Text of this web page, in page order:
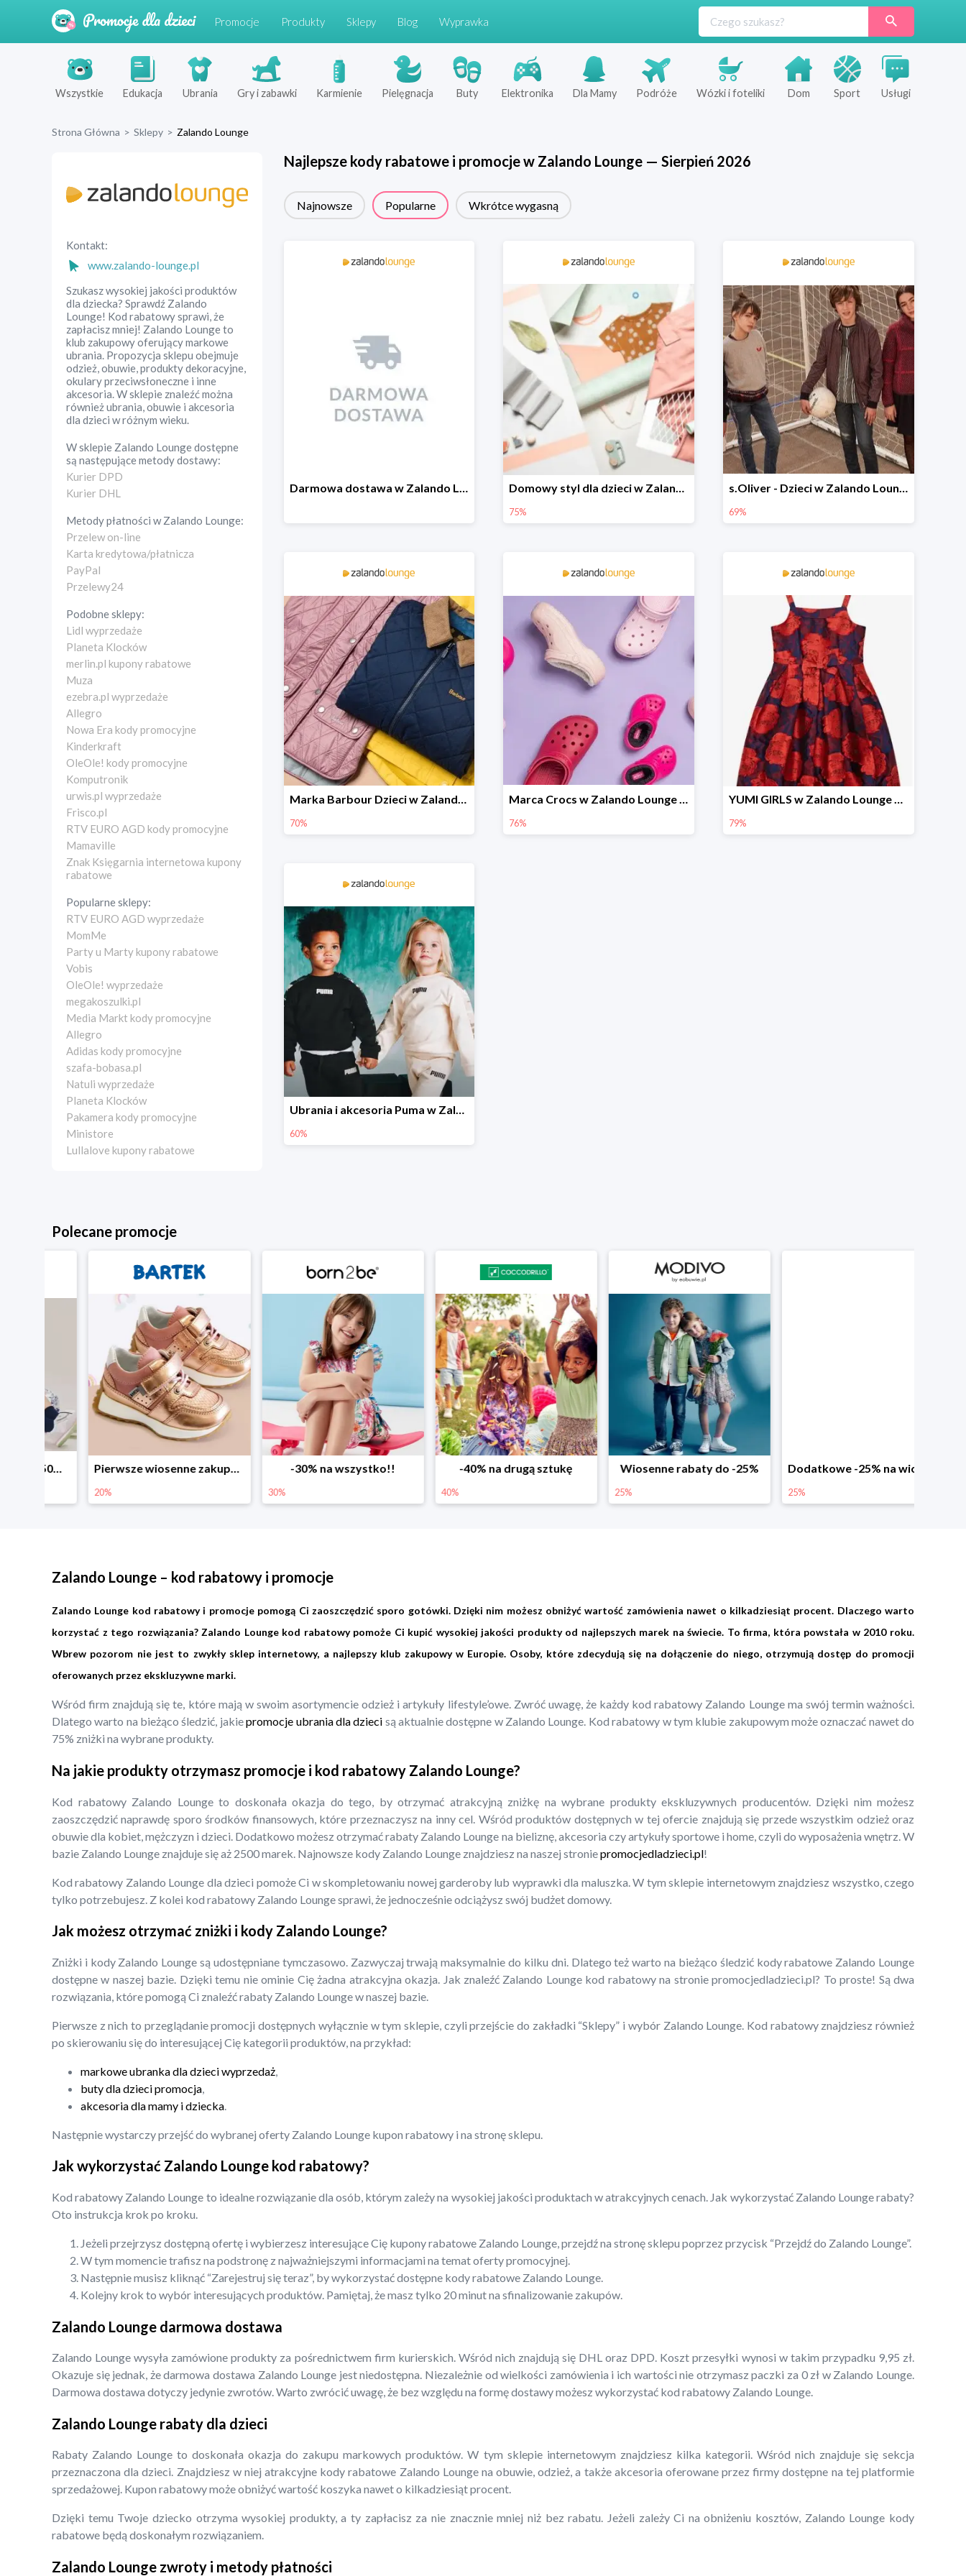
Promocje Produkty Sklepy Blog Wyprawka
Wszystkie Edukacja Ubrania Gry i zabawki Karmienie Pielęgnacja Buty Elektronika Dla Mamy Podróże Wózki i foteliki Dom Sport Usługi
Strona Główna > Sklepy > Zalando Lounge
Kontakt:
www.zalando-lounge.pl
Szukasz wysokiej jakości produktów
dla dziecka? Sprawdź Zalando
Lounge! Kod rabatowy sprawi, że
zapłacisz mniej! Zalando Lounge to
klub zakupowy oferujący markowe
ubrania. Propozycja sklepu obejmuje
odzież, obuwie, produkty dekoracyjne,
okulary przeciwsłoneczne i inne
akcesoria. W sklepie znaleźć można
również ubrania, obuwie i akcesoria
dla dzieci w różnym wieku.
W sklepie Zalando Loungedostępne
są następujące metody dostawy:
Kurier DPD
Kurier DHL
Metody płatności wZalando Lounge:
Przelew on-line
Karta kredytowa/płatnicza
PayPal
Przelewy24
Podobne sklepy:
Lidl wyprzedaże
Planeta Klocków
merlin.pl kupony rabatowe
Muza
ezebra.pl wyprzedaże
Allegro
Nowa Era kody promocyjne
Kinderkraft
OleOle! kody promocyjne
Komputronik
urwis.pl wyprzedaże
Frisco.pl
RTV EURO AGD kody promocyjne
Mamaville
Znak Księgarnia internetowa kupony
rabatowe
Popularne sklepy:
RTV EURO AGD wyprzedaże
MomMe
Party u Marty kupony rabatowe
Vobis
OleOle! wyprzedaże
megakoszulki.pl
Media Markt kody promocyjne
Allegro
Adidas kody promocyjne
szafa-bobasa.pl
Natuli wyprzedaże
Planeta Klocków
Pakamera kody promocyjne
Ministore
Lullalove kupony rabatowe
Najlepsze kody rabatowe i promocje w Zalando Lounge— Sierpień 2026
Najnowsze Popularne Wkrótce wygasną
Darmowa dostawa w Zalando Lounge Domowy styl dla dzieci w Zalando Lounge do -75%
75%
s.Oliver - Dzieci w Zalando Lounge do -77%
69%
Marka Barbour Dzieci w Zalando Lounge do -70%
70%
Marca Crocs w Zalando Lounge do -76%
76%
YUMI GIRLS w Zalando Lounge do -79%
79%
Ubrania i akcesoria Puma w Zalando Lounge do -60%
60%
Polecane promocje
Pierwsze wiosenne zakupy -20% -30% na wszystko!! -40% na drugą sztukę Wiosenne rabaty do -25% Dodatkowe -25% na wiosenne nowości
Zalando Lounge – kod rabatowy i promocje
Zalando Lounge kod rabatowy i promocje pomogą Ci zaoszczędzić sporo gotówki. Dzięki nim możesz obniżyć wartość zamówienia nawet o kilkadziesiąt procent. Dlaczego warto
korzystać z tego rozwiązania? Zalando Lounge kod rabatowy pomoże Ci kupić wysokiej jakości produkty od najlepszych marek na świecie. To firma, która powstała w 2010 roku.
Wbrew pozorom nie jest to zwykły sklep internetowy, a najlepszy klub zakupowy w Europie. Osoby, które zdecydują się na dołączenie do niego, otrzymują dostęp do promocji
oferowanych przez ekskluzywne marki.
Wśród firm znajdują się te, które mają w swoim asortymencie odzież i artykuły lifestyle’owe. Zwróć uwagę, że każdy kod rabatowy Zalando Lounge ma swój termin ważności.
Dlatego warto na bieżąco śledzić, jakiepromocje ubrania dla dzieci są aktualnie dostępne w Zalando Lounge. Kod rabatowy w tym klubie zakupowym może oznaczać nawet do
75% zniżki na wybrane produkty.
Na jakie produkty otrzymasz promocje i kod rabatowy Zalando Lounge?
Kod rabatowy Zalando Lounge to doskonała okazja do tego, by otrzymać atrakcyjną zniżkę na wybrane produkty ekskluzywnych producentów. Dzięki nim możesz
zaoszczędzić naprawdę sporo środków finansowych, które przeznaczysz na inny cel. Wśród produktów dostępnych w tej ofercie znajdują się przede wszystkim odzież oraz
obuwie dla kobiet, mężczyzn i dzieci. Dodatkowo możesz otrzymać rabaty Zalando Lounge na bieliznę, akcesoria czy artykuły sportowe i home, czyli do wyposażenia wnętrz. W
bazie Zalando Lounge znajduje się aż 2500 marek. Najnowsze kody Zalando Lounge znajdziesz na naszej stroniepromocjedladzieci.pl!
Kod rabatowy Zalando Lounge dla dzieci pomoże Ci w skompletowaniu nowej garderoby lub wyprawki dla maluszka. W tym sklepie internetowym znajdziesz wszystko, czego
tylko potrzebujesz. Z kolei kod rabatowy Zalando Lounge sprawi, że jednocześnie odciążysz swój budżet domowy.
Jak możesz otrzymać zniżki i kody Zalando Lounge?
Zniżki i kody Zalando Lounge są udostępniane tymczasowo. Zazwyczaj trwają maksymalnie do kilku dni. Dlatego też warto na bieżąco śledzić kody rabatowe Zalando Lounge
dostępne w naszej bazie. Dzięki temu nie ominie Cię żadna atrakcyjna okazja. Jak znaleźć Zalando Lounge kod rabatowy na stronie promocjedladzieci.pl? To proste! Są dwa
rozwiązania, które pomogą Ci znaleźć rabaty Zalando Lounge w naszej bazie.
Pierwsze z nich to przeglądanie promocji dostępnych wyłącznie w tym sklepie, czyli przejście do zakładki “Sklepy” i wybór Zalando Lounge. Kod rabatowy znajdziesz również
po skierowaniu się do interesującej Cię kategorii produktów, na przykład:
markowe ubranka dla dzieci wyprzedaż
buty dla dzieci promocja
akcesoria dla mamy i dziecka
Następnie wystarczy przejść do wybranej oferty Zalando Lounge kupon rabatowy i na stronę sklepu.
Jak wykorzystać Zalando Lounge kod rabatowy?
Kod rabatowy Zalando Lounge to idealne rozwiązanie dla osób, którym zależy na wysokiej jakości produktach w atrakcyjnych cenach. Jak wykorzystać Zalando Lounge rabaty?
Oto instrukcja krok po kroku.
Jeżeli przejrzysz dostępną ofertę i wybierzesz interesujące Cię kupony rabatowe Zalando Lounge, przejdź na stronę sklepu poprzez przycisk “Przejdź do Zalando Lounge”.
W tym momencie trafisz na podstronę z najważniejszymi informacjami na temat oferty promocyjnej.
Następnie musisz kliknąć “Zarejestruj się teraz”, by wykorzystać dostępne kody rabatowe Zalando Lounge.
Kolejny krok to wybór interesujących produktów. Pamiętaj, że masz tylko 20 minut na sfinalizowanie zakupów.
Zalando Lounge darmowa dostawa
Zalando Lounge wysyła zamówione produkty za pośrednictwem firm kurierskich. Wśród nich znajdują się DHL oraz DPD. Koszt przesyłki wynosi w takim przypadku 9,95 zł.
Okazuje się jednak, że darmowa dostawa Zalando Lounge jest niedostępna. Niezależnie od wielkości zamówienia i ich wartości nie otrzymasz paczki za 0 zł w Zalando Lounge.
Darmowa dostawa dotyczy jedynie zwrotów. Warto zwrócić uwagę, że bez względu na formę dostawy możesz wykorzystać kod rabatowy Zalando Lounge.
Zalando Lounge rabaty dla dzieci
Rabaty Zalando Lounge to doskonała okazja do zakupu markowych produktów. W tym sklepie internetowym znajdziesz kilka kategorii. Wśród nich znajduje się sekcja
przeznaczona dla dzieci. Znajdziesz w niej atrakcyjne kody rabatowe Zalando Lounge na obuwie, odzież, a także akcesoria oferowane przez firmy dostępne na tej platformie
sprzedażowej. Kupon rabatowy może obniżyć wartość koszyka nawet o kilkadziesiąt procent.
Dzięki temu Twoje dziecko otrzyma wysokiej produkty, a ty zapłacisz za nie znacznie mniej niż bez rabatu. Jeżeli zależy Ci na obniżeniu kosztów, Zalando Lounge kody
rabatowe będą doskonałym rozwiązaniem.
Zalando Lounge zwroty i metody płatności